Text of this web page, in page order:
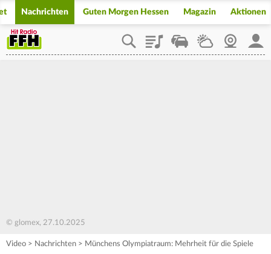
Nachrichten Guten Morgen Hessen Magazin Aktionen
PlaylistStaupilotWetterWebcam
© glomex, 27.10.2025
Video > Nachrichten > Münchens Olympiatraum: Mehrheit für die Spiele